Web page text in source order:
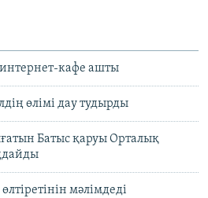
кафе ашты
өлімі дау тудырды
Батыс қаруы Орталық
мәлімдеді